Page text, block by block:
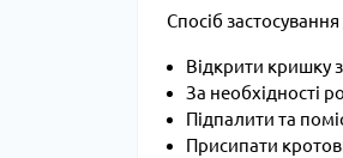
Спосіб
Відкрити кришку
За необхідності
Підпалити та
Присипати